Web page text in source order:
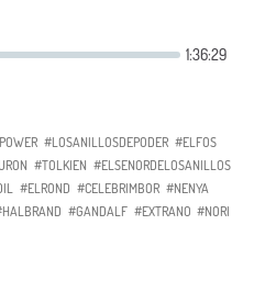
#LOSANILLOSDEPODER #ELFOS
#TOLKIEN #ELSENORDELOSANILLOS
#ELROND #CELEBRIMBOR #NENYA
#GANDALF #EXTRANO #NORI